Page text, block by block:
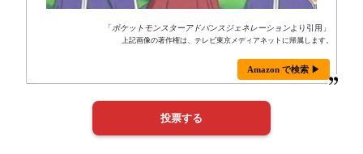
「ポケットモンスターアドバンスジェネレーションより引用」
上記画像の著作権は、テレビ東京メディアネットに帰属します。
Amazon で検索 ▶